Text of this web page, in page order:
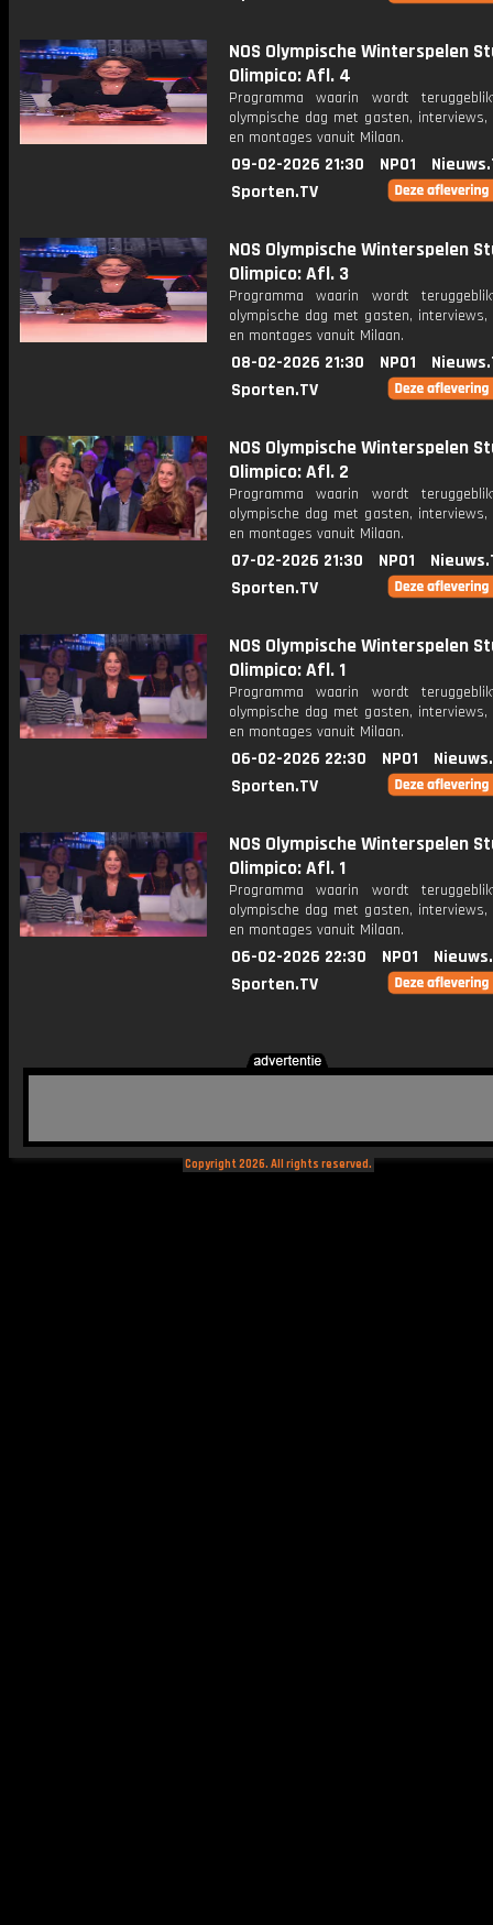
NOS Olympische Winterspelen
Olimpico: Afl. 4
Programma waarin wordt
olympische dag met gasten,
en montages vanuit Milaan.
09-02-2026 21:30 NPO1
Sporten.TV
NOS Olympische Winterspelen
Olimpico: Afl. 3
Programma waarin wordt
olympische dag met gasten,
en montages vanuit Milaan.
08-02-2026 21:30 NPO1
Sporten.TV
NOS Olympische Winterspelen
Olimpico: Afl. 2
Programma waarin wordt
olympische dag met gasten,
en montages vanuit Milaan.
07-02-2026 21:30 NPO1
Sporten.TV
NOS Olympische Winterspelen
Olimpico: Afl. 1
Programma waarin wordt
olympische dag met gasten,
en montages vanuit Milaan.
06-02-2026 22:30 NPO1
Sporten.TV
NOS Olympische Winterspelen
Olimpico: Afl. 1
Programma waarin wordt
olympische dag met gasten,
en montages vanuit Milaan.
06-02-2026 22:30 NPO1
Sporten.TV
Copyright 2026. All rights reserved.